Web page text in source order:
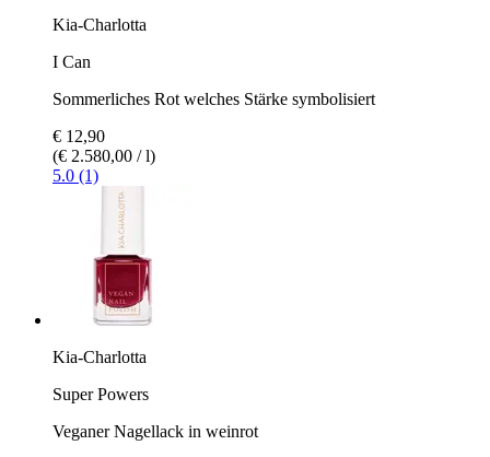
Kia-Charlotta
I Can
Sommerliches Rot welches Stärke symbolisiert
€ 12,90
(€ 2.580,00 / l)
5.0 (1)
Kia-Charlotta
Super Powers
Veganer Nagellack in weinrot